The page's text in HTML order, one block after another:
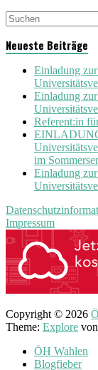
Neueste Beiträge
Einladung
Einladung
Referent:in
im
Einladung
Impressum
Copyright © 2026
Theme: Explore
ÖH Wahlen
Blogfieber